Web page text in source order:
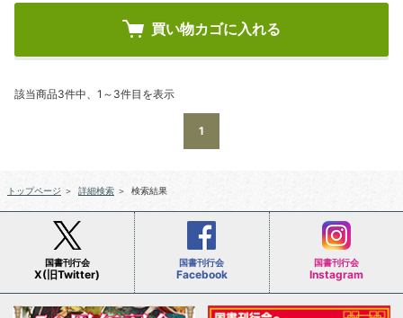
買い物カゴに入れる
該当商品3件中、1～3件目を表示
1
トップページ ＞ 詳細検索 ＞ 検索結果
国書刊行会
X(旧Twitter)
国書刊行会
Facebook
国書刊行会
Instagram